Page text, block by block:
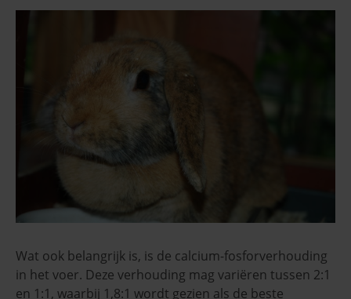
Wat ook belangrijk is, is de calcium-fosforverhouding
in het voer. Deze verhouding mag variëren tussen 2:1
en 1:1, waarbij 1,8:1 wordt gezien als de beste